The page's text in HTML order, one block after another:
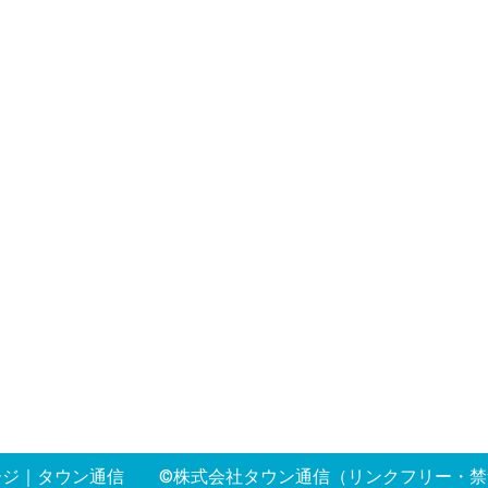
｜ タウン通信©株式会社タウン通信（リンクフリー・禁